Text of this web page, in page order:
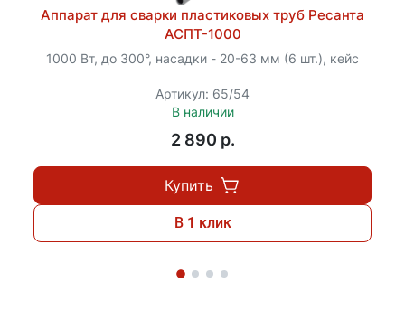
Аппарат для сварки пластиковых труб Ресанта
АСПТ-1000
1000 Вт, до 300°, насадки - 20-63 мм (6 шт.), кейс
Артикул: 65/54
В наличии
2 890 p.
Купить
В 1 клик